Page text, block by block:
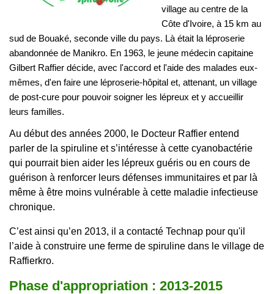
village au centre de la
Côte d'Ivoire, à 15 km au
sud de Bouaké, seconde ville du pays. Là était la léproserie
abandonnée de Manikro. En 1963, le jeune médecin capitaine
Gilbert Raffier décide, avec l'accord et l'aide des malades eux-
mêmes, d'en faire une léproserie-hôpital et, attenant, un village
de post-cure pour pouvoir soigner les lépreux et y accueillir
leurs familles.
Au début des années 2000, le Docteur Raffier entend
parler de la spiruline et s’intéresse à cette cyanobactérie
qui pourrait bien aider les lépreux guéris ou en cours de
guérison à renforcer leurs défenses immunitaires et par là
même à être moins vulnérable à cette maladie infectieuse
chronique.
C’est ainsi qu’en 2013, il a contacté Technap pour qu'il
l’aide à construire une ferme de spiruline dans le village de
Raffierkro.
Phase d'appropriation : 2013-2015